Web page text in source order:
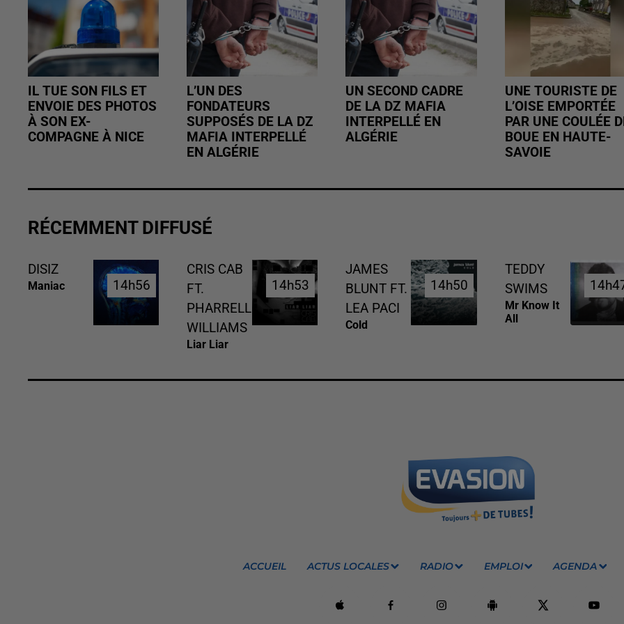
IL TUE SON FILS ET
ENVOIE DES PHOTOS
À SON EX-
COMPAGNE À NICE
L’UN DES
FONDATEURS
SUPPOSÉS DE LA DZ
MAFIA INTERPELLÉ
EN ALGÉRIE
UN SECOND CADRE
DE LA DZ MAFIA
INTERPELLÉ EN
ALGÉRIE
UNE TOURISTE DE
L’OISE EMPORTÉE
PAR UNE COULÉE
BOUE EN HAUTE-
SAVOIE
RÉCEMMENT DIFFUSÉ
DISIZ
Maniac 14h56
14h56
CRIS CAB
FT.
PHARRELL
WILLIAMS
Liar Liar
14h53
14h53
JAMES
BLUNT FT.
LEA PACI
Cold
14h50
14h50
TEDDY
SWIMS
Mr Know It
All
ACCUEIL ACTUS LOCALES RADIO EMPLOI AGENDA